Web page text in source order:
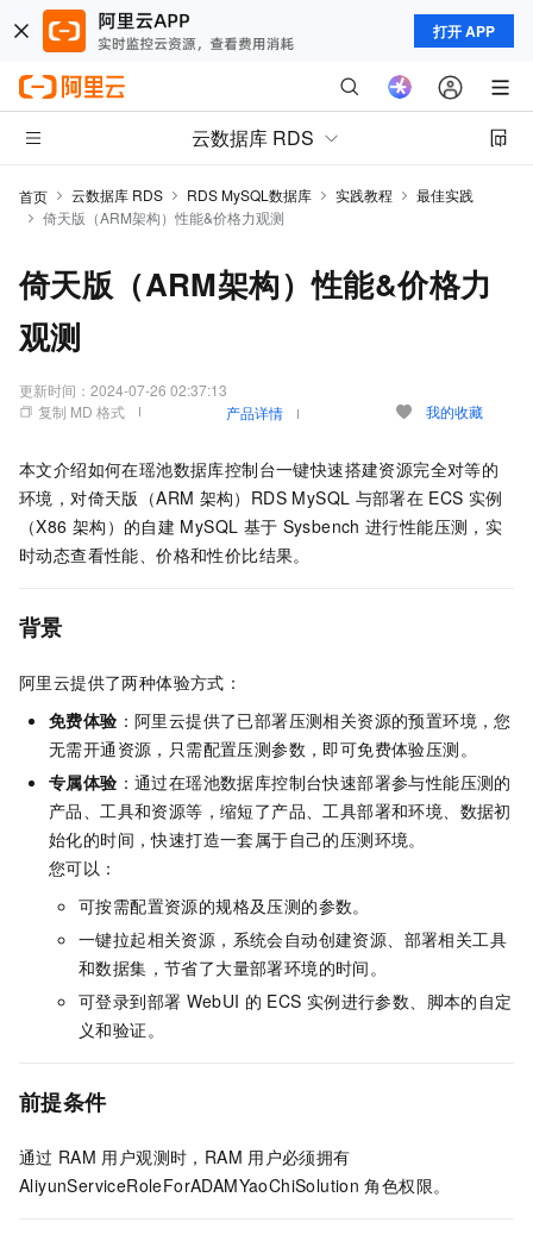
打开 APP
云数据库 RDS
首页 云数据库 RDS RDS MySQL数据库 实践教程
最佳实践
倚天版（ARM架构）性能&价格力观测
倚天版（ARM架构）性能&价格力
观测
更新时间： 2024-07-26 02:37:13
复制 MD 格式
产品详情 我的收藏
本文介绍如何在瑶池数据库控制台一键快速搭建资源完全对等的
环境，对倚天版（ARM 架构）RDS MySQL 与部署在 ECS 实例
（X86 架构）的自建 MySQL 基于 Sysbench 进行性能压测，实
时动态查看性能、价格和性价比结果。
背景
阿里云提供了两种体验方式：
免费体验 ：阿里云提供了已部署压测相关资源的预置环境，您
无需开通资源，只需配置压测参数，即可免费体验压测。
专属体验 ：通过在瑶池数据库控制台快速部署参与性能压测的
产品、工具和资源等，缩短了产品、工具部署和环境、数据初
始化的时间，快速打造一套属于自己的压测环境。
您可以：
可按需配置资源的规格及压测的参数。
一键拉起相关资源，系统会自动创建资源、部署相关工具
和数据集，节省了大量部署环境的时间。
可登录到部署 WebUI 的 ECS 实例进行参数、脚本的自定
义和验证。
前提条件
通过 RAM 用户观测时，RAM 用户必须拥有
AliyunServiceRoleForADAMYaoChiSolution 角色权限。